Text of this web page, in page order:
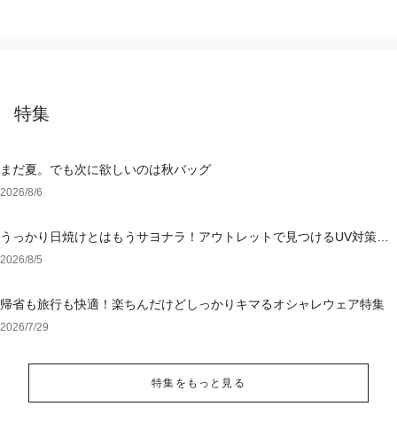
特集
まだ夏。でも次に欲しいのは秋バッグ
2026/8/6
うっかり日焼けとはもうサヨナラ！アウトレットで見つけるUV対策ウ
ェア
2026/8/5
帰省も旅行も快適！楽ちんだけどしっかりキマるオシャレウェア特集
2026/7/29
特集をもっと見る